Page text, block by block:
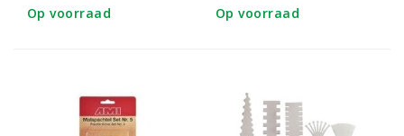
Op voorraad Op voorraad